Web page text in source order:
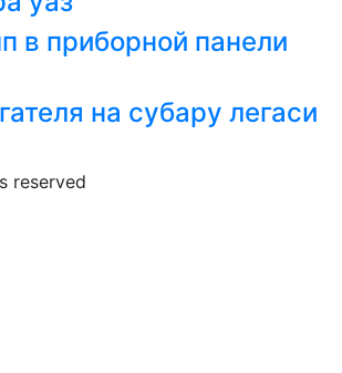
в приборной панели
на субару легаси
reserved